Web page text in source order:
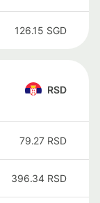
126.15 SGD
RSD
79.27 RSD
396.34 RSD